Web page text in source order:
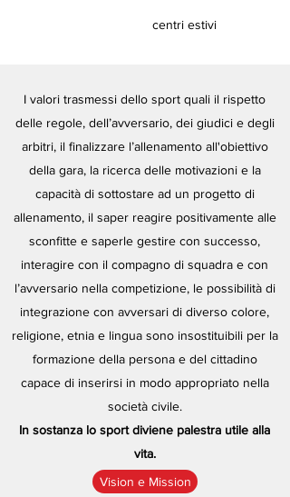
centri estivi
I valori trasmessi dello sport quali il rispetto
delle regole, dell’avversario, dei giudici e degli
arbitri, il finalizzare l’allenamento all'obiettivo
della gara, la ricerca delle motivazioni e la
capacità di sottostare ad un progetto di
allenamento, il saper reagire positivamente alle
sconfitte e saperle gestire con successo,
interagire con il compagno di squadra e con
l’avversario nella competizione, le possibilità di
integrazione con avversari di diverso colore,
religione, etnia e lingua sono insostituibili per la
formazione della persona e del cittadino
capace di inserirsi in modo appropriato nella
società civile.
In sostanza lo sport diviene palestra utile alla
vita.
Vision e Mission